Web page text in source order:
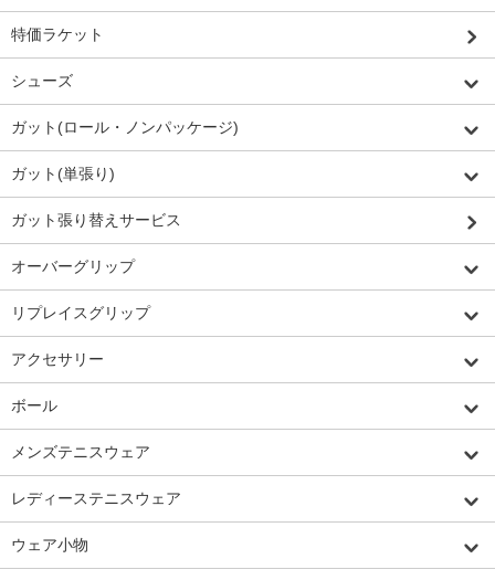
特価ラケット
シューズ
ガット(ロール・ノンパッケージ)
ガット(単張り)
ガット張り替えサービス
オーバーグリップ
リプレイスグリップ
アクセサリー
ボール
メンズテニスウェア
レディーステニスウェア
ウェア小物